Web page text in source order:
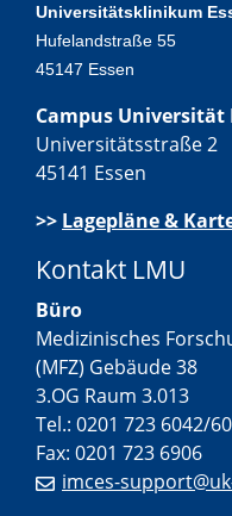
Universitätsklinikum
Hufelandstraße 55
45147 Essen
Campus Universität
Universitätsstraße 2
45141 Essen
>> Lagepläne &
Kontakt LMU
Büro
Medizinisches
(MFZ) Gebäude 38
3.OG Raum 3.013
Tel.: 0201 723 6042/
Fax: 0201 723 6906
imces-